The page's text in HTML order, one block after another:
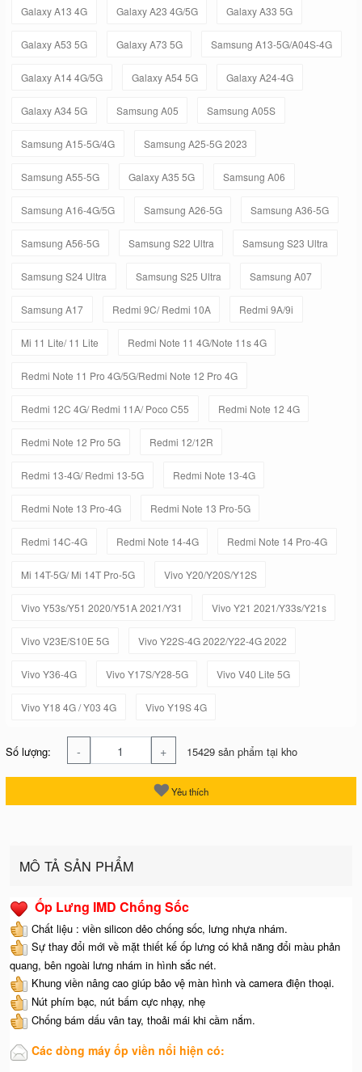
Galaxy A13 4G Galaxy A23 4G/5G Galaxy A33 5G
Galaxy A53 5G Galaxy A73 5G Samsung A13-5G/A04S-4G
Galaxy A14 4G/5G Galaxy A54 5G Galaxy A24-4G
Galaxy A34 5G Samsung A05 Samsung A05S
Samsung A15-5G/4G Samsung A25-5G 2023
Samsung A55-5G Galaxy A35 5G Samsung A06
Samsung A16-4G/5G Samsung A26-5G Samsung A36-5G
Samsung A56-5G Samsung S22 Ultra Samsung S23 Ultra
Samsung S24 Ultra Samsung S25 Ultra Samsung A07
Samsung A17 Redmi 9C/ Redmi 10A Redmi 9A/9i
Mi 11 Lite/ 11 Lite Redmi Note 11 4G/Note 11s 4G
Redmi Note 11 Pro 4G/5G/Redmi Note 12 Pro 4G
Redmi 12C 4G/ Redmi 11A/ Poco C55 Redmi Note 12 4G
Redmi Note 12 Pro 5G Redmi 12/12R
Redmi 13-4G/ Redmi 13-5G Redmi Note 13-4G
Redmi Note 13 Pro-4G Redmi Note 13 Pro-5G
Redmi 14C-4G Redmi Note 14-4G Redmi Note 14 Pro-4G
Mi 14T-5G/ Mi 14T Pro-5G Vivo Y20/Y20S/Y12S
Vivo Y53s/Y51 2020/Y51A 2021/Y31 Vivo Y21 2021/Y33s/Y21s
Vivo V23E/S10E 5G Vivo Y22S-4G 2022/Y22-4G 2022
Vivo Y36-4G Vivo Y17S/Y28-5G Vivo V40 Lite 5G
Vivo Y18 4G / Y03 4G Vivo Y19S 4G
Số lượng: - + 15429 sản phẩm tại kho
Yêu thích
MÔ TẢ SẢN PHẨM
Ốp Lưng IMD Chống Sốc
Chất liệu : viền silicon dẻo chống sốc, lưng nhựa nhám.
Sự thay đổi mới về mặt thiết kế ốp lưng có khả năng đổi màu phản
quang, bên ngoài lưng nhám in hình sắc nét.
Khung viền nâng cao giúp bảo vệ màn hình và camera điện thoại.
Nút phím bạc, nút bấm cực nhạy, nhẹ
Chống bám dấu vân tay, thoải mái khi cầm nắm.
Các dòng máy ốp viền nổi hiện có: